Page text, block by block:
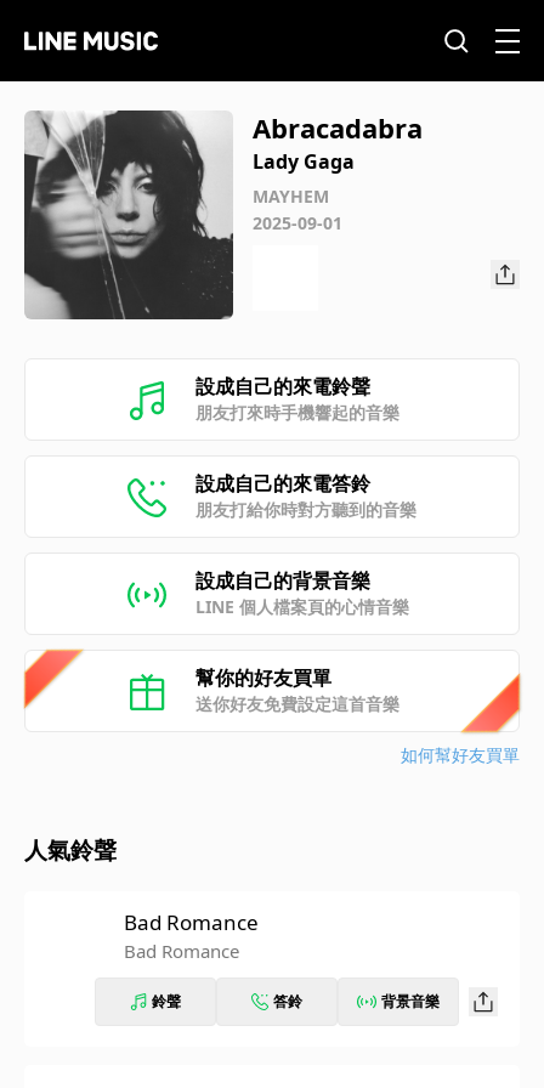
Abracadabra
Lady Gaga
MAYHEM
2025-09-01
設成自己的來電鈴聲
朋友打來時手機響起的音樂
設成自己的來電答鈴
朋友打給你時對方聽到的音樂
設成自己的背景音樂
LINE 個人檔案頁的心情音樂
幫你的好友買單
送你好友免費設定這首音樂
如何幫好友買單
人氣鈴聲
Bad Romance
Bad Romance
鈴聲 答鈴 背景音樂